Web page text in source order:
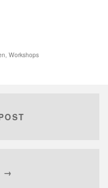
Workshops
→